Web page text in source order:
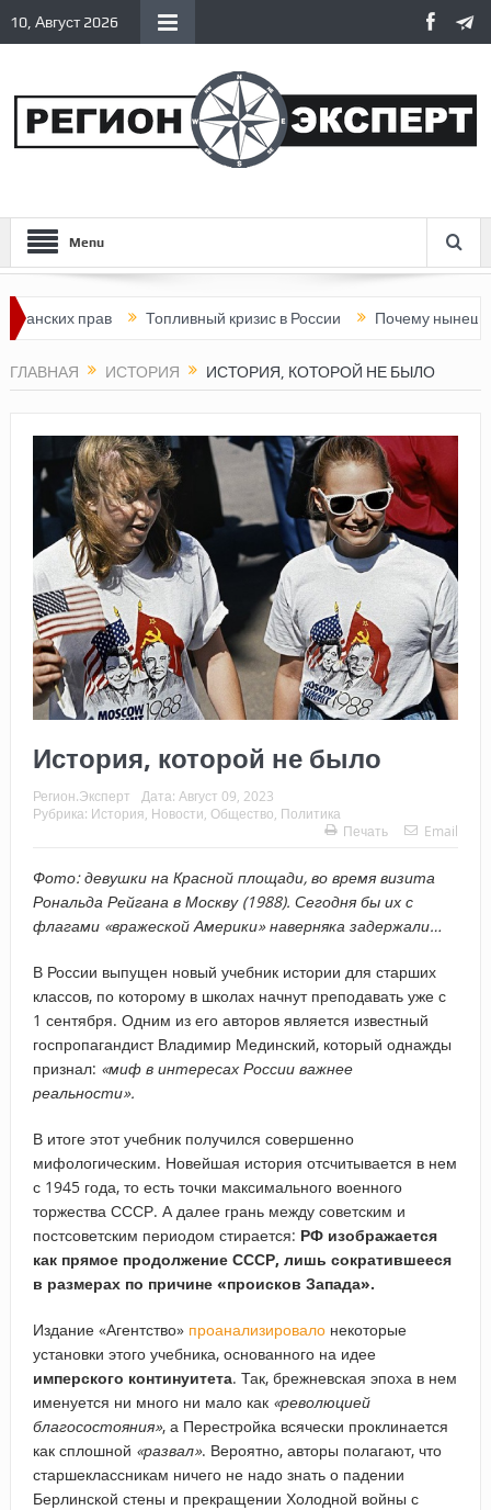
10, Август 2026
Menu
прав Топливный кризис в России Почему нынешняя
ГЛАВНАЯ ИСТОРИЯ ИСТОРИЯ, КОТОРОЙ НЕ БЫЛО
История, которой не было
Регион.Эксперт Дата: Август 09, 2023
Рубрика: История Новости Общество Политика
Печать
Email
Фото: девушки на Красной площади, во время визита
Рональда Рейгана в Москву (1988). Сегодня бы их с
флагами «вражеской Америки» наверняка задержали…
В России выпущен новый учебник истории для старших
классов, по которому в школах начнут преподавать уже с
1 сентября. Одним из его авторов является известный
госпропагандист Владимир Мединский, который однажды
признал: «миф в интересах России важнее
реальности».
В итоге этот учебник получился совершенно
мифологическим. Новейшая история отсчитывается в нем
с 1945 года, то есть точки максимального военного
торжества СССР. А далее грань между советским и
постсоветским периодом стирается: РФ изображается
как прямое продолжение СССР, лишь сократившееся
в размерах по причине «происков Запада».
Издание «Агентство» проанализировалонекоторые
установки этого учебника, основанного на идее
имперского континуитета. Так, брежневская эпоха в нем
именуется ни много ни мало как «революцией
благосостояния», а Перестройка всячески проклинается
как сплошной «развал». Вероятно, авторы полагают, что
старшеклассникам ничего не надо знать о падении
Берлинской стены и прекращении Холодной войны с